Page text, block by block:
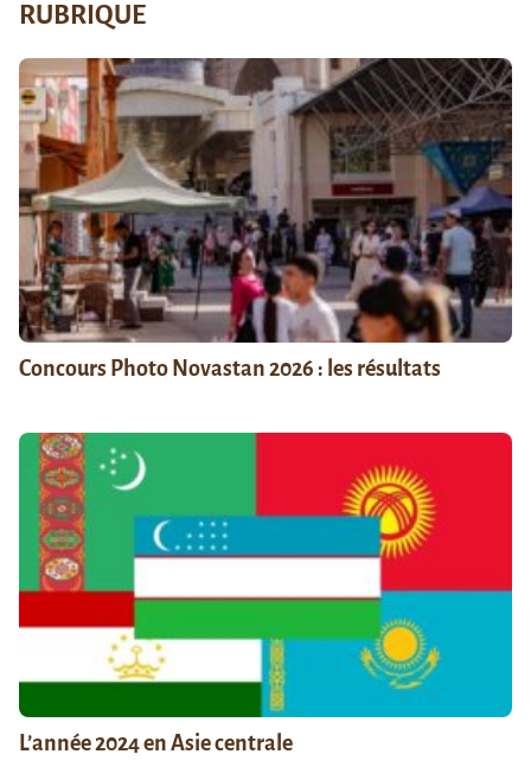
RUBRIQUE
Concours Photo Novastan 2026 : les résultats
L’année 2024 en Asie centrale